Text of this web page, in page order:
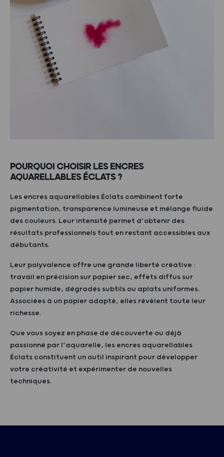
POURQUOI CHOISIR LES ENCRES
AQUARELLABLES ÉCLATS ?
Les encres aquarellables Éclats combinent forte
pigmentation, transparence lumineuse et mélange fluide
des couleurs. Leur intensité permet d’obtenir des
résultats professionnels tout en restant accessibles aux
débutants.
Leur polyvalence offre une grande liberté créative :
travail en précision sur papier sec, effets diffus sur
papier humide, dégradés subtils ou aplats uniformes.
Associées à un papier adapté, elles révèlent toute leur
richesse.
Que vous soyez en phase de découverte ou déjà
passionné par l’aquarelle, les encres aquarellables
Éclats constituent un outil inspirant pour développer
votre créativité et expérimenter de nouvelles
techniques.